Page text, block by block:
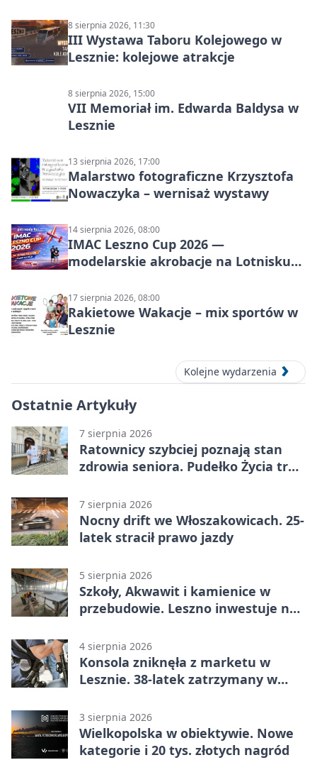
8 sierpnia 2026, 11:30
III Wystawa Taboru Kolejowego w
Lesznie: kolejowe atrakcje
8 sierpnia 2026, 15:00
VII Memoriał im. Edwarda Baldysa w
Lesznie
13 sierpnia 2026, 17:00
Malarstwo fotograficzne Krzysztofa
Nowaczyka – wernisaż wystawy
14 sierpnia 2026, 08:00
IMAC Leszno Cup 2026 —
modelarskie akrobacje na Lotnisku
17 sierpnia 2026, 08:00
Rakietowe Wakacje – mix sportów w
Lesznie
Kolejne wydarzenia
Ostatnie Artykuły
7 sierpnia 2026
Ratownicy szybciej poznają stan
zdrowia seniora. Pudełko Życia trafi
7 sierpnia 2026
Nocny drift we Włoszakowicach. 25-
latek stracił prawo jazdy
5 sierpnia 2026
Szkoły, Akwawit i kamienice w
przebudowie. Leszno inwestuje na
4 sierpnia 2026
Konsola zniknęła z marketu w
Lesznie. 38-latek zatrzymany w
3 sierpnia 2026
Wielkopolska w obiektywie. Nowe
kategorie i 20 tys. złotych nagród